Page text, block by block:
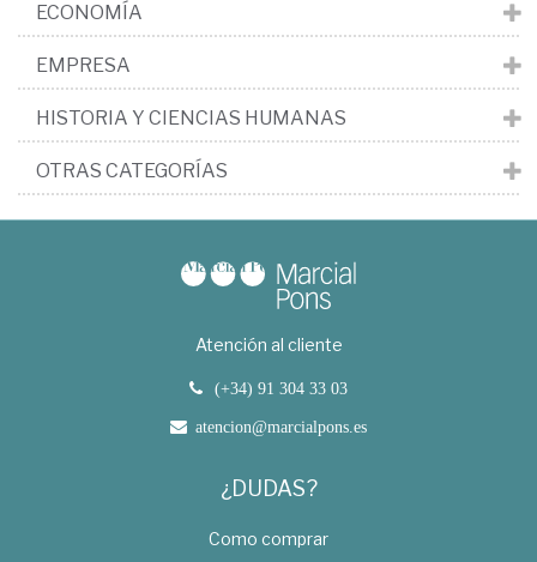
ECONOMÍA
EMPRESA
HISTORIA Y CIENCIAS HUMANAS
OTRAS CATEGORÍAS
Atención al cliente
(+34) 91 304 33 03
atencion@marcialpons.es
¿DUDAS?
Como comprar